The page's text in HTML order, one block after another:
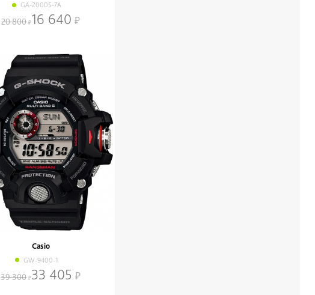
GA-2000S-7A
20 800 16 640
Casio
GW-9400-1
39 300 33 405